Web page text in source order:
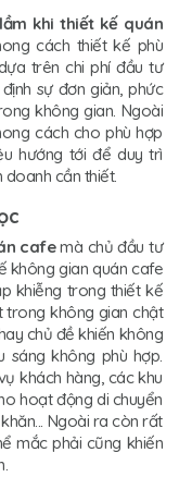
khi thiết kế quán
cách thiết kế phù
trên chi phí đầu tư
sự đơn giản, phức
không gian. Ngoài
cách cho phù hợp
hướng tới để duy trì
doanh cần thiết.
cafemà chủ đầu tư
không gian quán cafe
khiễng trong thiết kế
trong không gian chật
chủ đề khiến không
sáng không phù hợp.
khách hàng, các khu
hoạt động di chuyển
Ngoài ra còn rất
mắc phải cũng khiến